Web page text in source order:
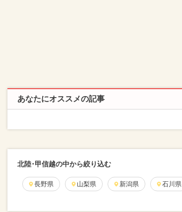
あなたにオススメの記事
北陸･甲信越の中から絞り込む
長野県 山梨県 新潟県 石川県